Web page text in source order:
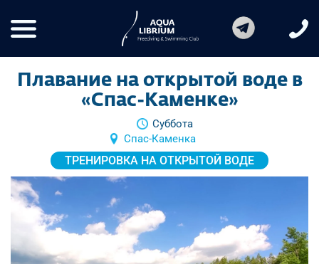
Плавание на открытой воде в
«Спас-Каменке»
Спас-Каменка
Суббота
ТРЕНИРОВКА НА ОТКРЫТОЙ ВОДЕ